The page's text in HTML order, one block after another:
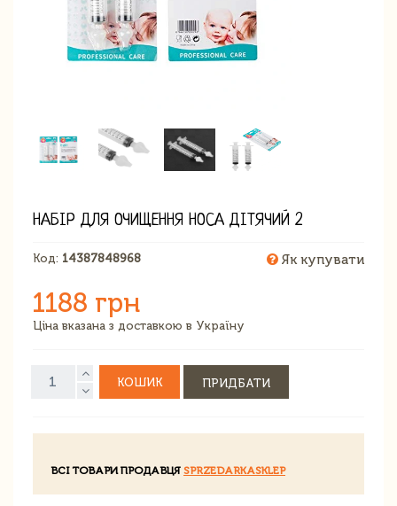
НАБІР ДЛЯ ОЧИЩЕННЯ НОСА ДІТЯЧИЙ 2
Код: 14387848968 Як купувати
1188 грн
Ціна вказана з доставкою в Україну
КОШИК ПРИДБАТИ
ВСІ ТОВАРИ ПРОДАВЦЯ SPRZEDARKASKLEP